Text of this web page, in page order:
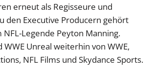
erneut als Regisseure und
den Executive Producern gehört
Legende Peyton Manning.
Unreal weiterhin von WWE,
NFL Films und Skydance Sports.